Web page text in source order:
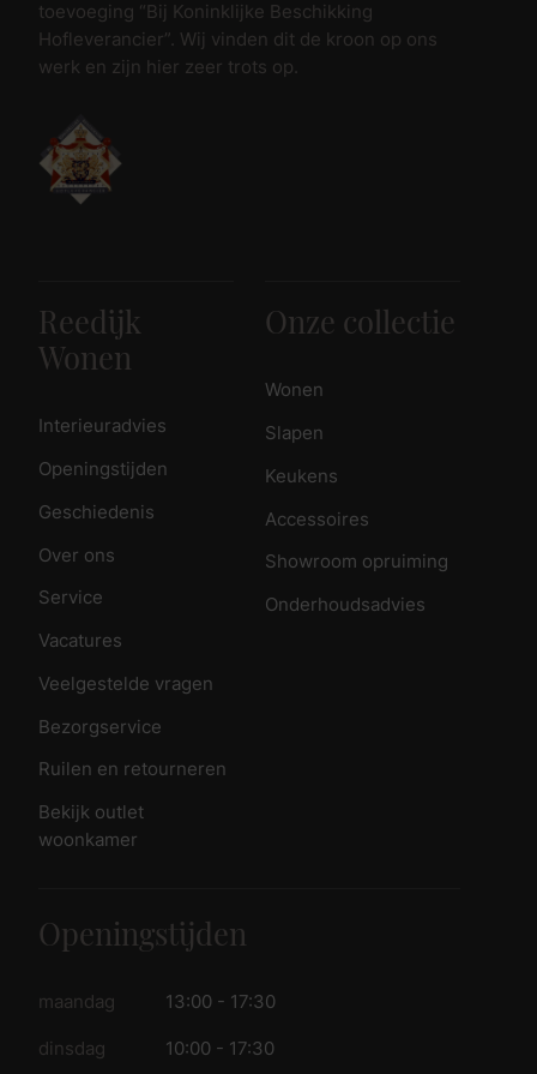
toevoeging “Bij Koninklijke Beschikking
Hofleverancier”. Wij vinden dit de kroon op ons
werk en zijn hier zeer trots op.
Reedijk
Wonen
Interieuradvies
Openingstijden
Geschiedenis
Over ons
Service
Vacatures
Veelgestelde vragen
Bezorgservice
Ruilen en retourneren
Bekijk outlet
woonkamer
Onze collectie
Wonen
Slapen
Keukens
Accessoires
Showroom opruiming
Onderhoudsadvies
Openingstijden
maandag 13:00 - 17:30
dinsdag 10:00 - 17:30